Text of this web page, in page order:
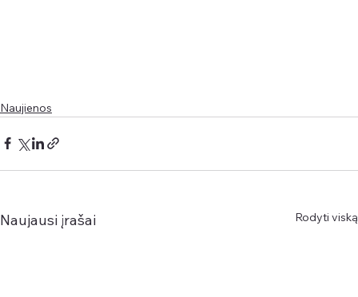
Naujienos
Naujausi įrašai Rodyti viską